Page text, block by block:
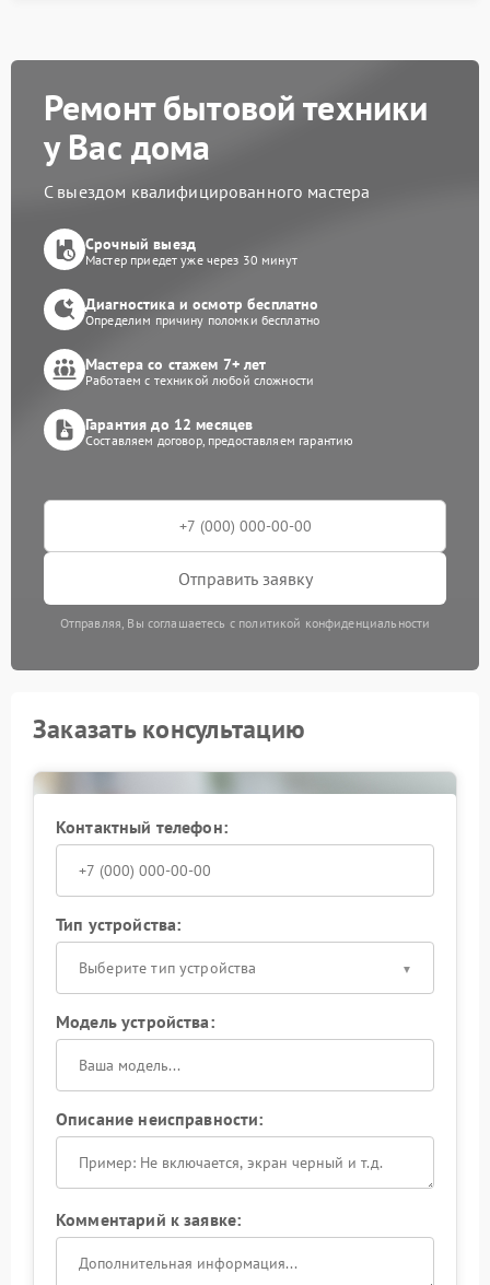
Ремонт бытовой техники
у Вас дома
С выездом квалифицированного мастера
Срочный выезд
Мастер приедет уже через 30 минут
Диагностика и осмотр бесплатно
Определим причину поломки бесплатно
Мастера со стажем 7+ лет
Работаем с техникой любой сложности
Гарантия до 12 месяцев
Составляем договор, предоставляем гарантию
Отправить заявку
Отправляя, Вы соглашаетесь с политикой конфиденциальности
Заказать консультацию
Контактный телефон:
Тип устройства:
Выберите тип устройства
Модель устройства:
Описание неисправности:
Комментарий к заявке: